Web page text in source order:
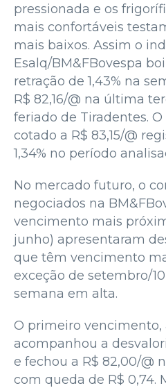
pressionada e os
mais confortáveis
mais baixos. Assim o
Esalq/BM&FBovespa
retração de 1,43% na
R$ 82,16/@ na última
feriado de Tiradentes.
cotado a R$ 83,15/@
1,34% no período
No mercado futuro, o
negociados na
vencimento mais
junho) apresentaram
que têm vencimento
exceção de setembro/
semana em alta.
O primeiro vencimento,
acompanhou a
e fechou a R$ 82,00/@
com queda de R$ 0,74.